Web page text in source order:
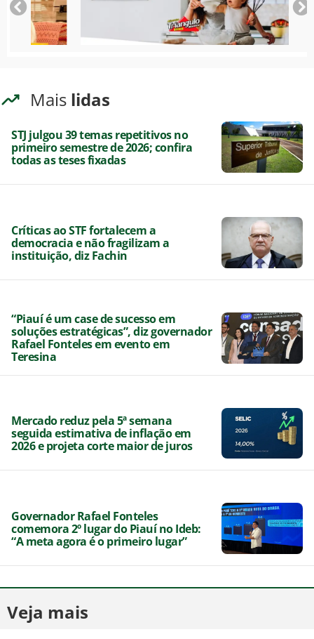
Mais lidas
STJ julgou 39 temas repetitivos no
primeiro semestre de 2026; confira
todas as teses fixadas
Críticas ao STF fortalecem a
democracia e não fragilizam a
instituição, diz Fachin
“Piauí é um case de sucesso em
soluções estratégicas”, diz governador
Rafael Fonteles em evento em
Teresina
Mercado reduz pela 5ª semana
seguida estimativa de inflação em
2026 e projeta corte maior de juros
Governador Rafael Fonteles
comemora 2º lugar do Piauí no Ideb:
“A meta agora é o primeiro lugar”
Veja mais